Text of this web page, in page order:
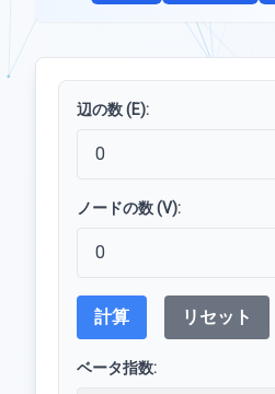
辺の数 (E):
ノードの数 (V):
計算 リセット
ベータ指数: